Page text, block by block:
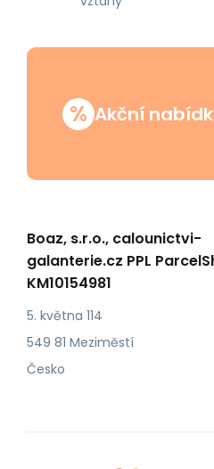
% Akční
Boaz, s.r.o., calounictvi-
galanterie.cz PPL
KM10154981
5. května 114
549 81 Meziměstí
Česko